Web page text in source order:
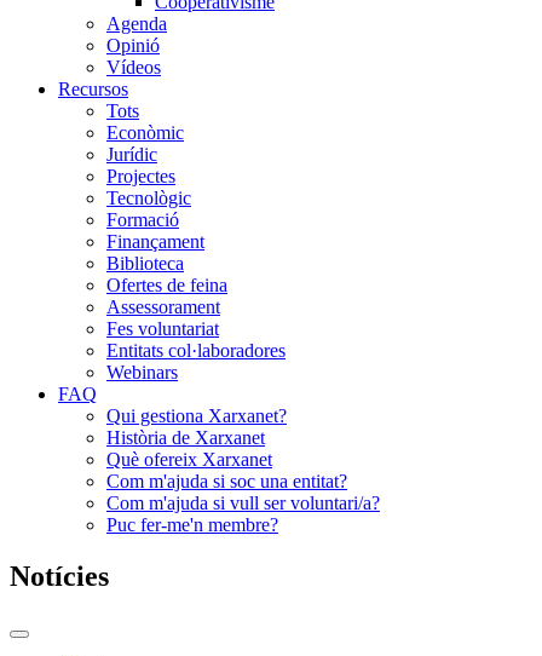
Agenda
Opinió
Vídeos
Recursos
Tots
Econòmic
Jurídic
Projectes
Tecnològic
Formació
Finançament
Biblioteca
Ofertes de feina
Assessorament
Fes voluntariat
Entitats col·laboradores
Webinars
FAQ
Qui gestiona Xarxanet?
Història de Xarxanet
Què ofereix Xarxanet
Com m'ajuda si soc una entitat?
Com m'ajuda si vull ser voluntari/a?
Puc fer-me'n membre?
Notícies
Commutador